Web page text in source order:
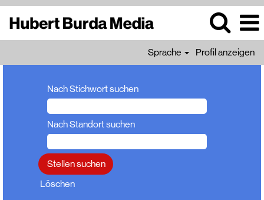
Sprache Profil anzeigen
Nach Stichwort suchen
Nach Standort suchen
Löschen